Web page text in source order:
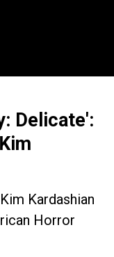
Delicate':
Kardashian
Horror